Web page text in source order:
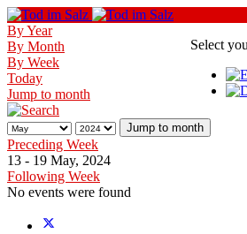
Select
By Year
By Month
By Week
Today
Jump to month
Jump to month
Preceding Week
13 - 19 May, 2024
Following Week
No events were found